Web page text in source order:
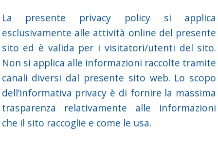
La presente privacy policy si applica
esclusivamente alle attività online del presente
sito ed è valida per i visitatori/utenti del sito.
Non si applica alle informazioni raccolte tramite
canali diversi dal presente sito web. Lo scopo
dell’informativa privacy è di fornire la massima
trasparenza relativamente alle informazioni
che il sito raccoglie e come le usa.